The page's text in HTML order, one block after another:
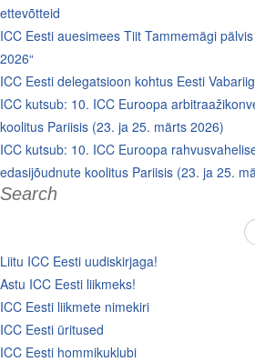
ettevõtteid
ICC Eesti auesimees Tiit Tammemägi
2026“
ICC Eesti delegatsioon kohtus Eesti
ICC kutsub: 10. ICC Euroopa
koolitus Pariisis (23. ja 25. märts 2026)
ICC kutsub: 10. ICC Euroopa
edasijõudnute koolitus Pariisis (23. ja 25.
Search
Liitu ICC Eesti uudiskirjaga!
Astu ICC Eesti liikmeks!
ICC Eesti liikmete nimekiri
ICC Eesti üritused
ICC Eesti hommikuklubi